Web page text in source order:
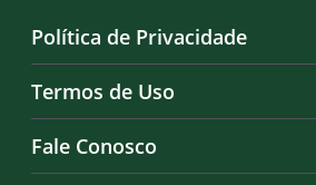
Política de Privacidade
Termos de Uso
Fale Conosco